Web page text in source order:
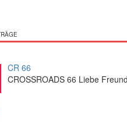
CR 66
CROSSROADS 66 Liebe